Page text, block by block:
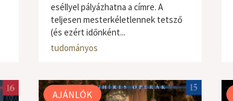
eséllyel pályázhatna a címre. A
teljesen mesterkéletlennek tetsző
(és ezért időnként...
klasszikus zene,ismeretterjesztő /
tudományos
AJÁNLÓK